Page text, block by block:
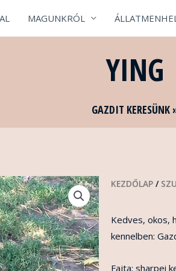
MAGUNKRÓL
YING
GAZDIT KERESÜNK
KEZDŐLAP /
Kedves, okos,
kennelben:
Fajta: sharpei